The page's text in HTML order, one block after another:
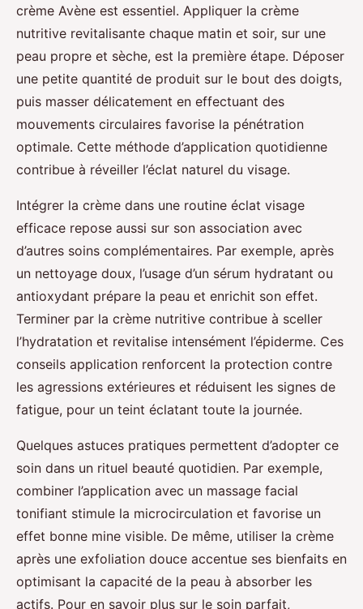
crème Avène est essentiel. Appliquer la crème
nutritive revitalisante chaque matin et soir, sur une
peau propre et sèche, est la première étape. Déposer
une petite quantité de produit sur le bout des doigts,
puis masser délicatement en effectuant des
mouvements circulaires favorise la pénétration
optimale. Cette méthode d’application quotidienne
contribue à réveiller l’éclat naturel du visage.
Intégrer la crème dans une routine éclat visage
efficace repose aussi sur son association avec
d’autres soins complémentaires. Par exemple, après
un nettoyage doux, l’usage d’un sérum hydratant ou
antioxydant prépare la peau et enrichit son effet.
Terminer par la crème nutritive contribue à sceller
l’hydratation et revitalise intensément l’épiderme. Ces
conseils application renforcent la protection contre
les agressions extérieures et réduisent les signes de
fatigue, pour un teint éclatant toute la journée.
Quelques astuces pratiques permettent d’adopter ce
soin dans un rituel beauté quotidien. Par exemple,
combiner l’application avec un massage facial
tonifiant stimule la microcirculation et favorise un
effet bonne mine visible. De même, utiliser la crème
après une exfoliation douce accentue ses bienfaits en
optimisant la capacité de la peau à absorber les
actifs. Pour en savoir plus sur le soin parfait,